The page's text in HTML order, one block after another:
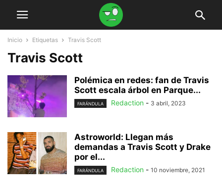
Inicio Etiquetas Travis Scott
Travis Scott
Polémica en redes: fan de Travis
Scott escala árbol en Parque...
FARÁNDULA Redaction - 3 abril, 2023
Astroworld: Llegan más
demandas a Travis Scott y Drake
por el...
FARÁNDULA Redaction - 10 noviembre, 2021